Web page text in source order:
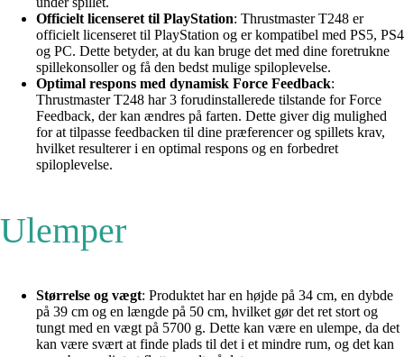
Officielt licenseret til PlayStation: Thrustmaster T248 er
officielt licenseret til PlayStation og er kompatibel med PS5, PS4
og PC. Dette betyder, at du kan bruge det med dine foretrukne
spillekonsoller og få den bedst mulige spiloplevelse.
Optimal respons med dynamisk Force Feedback:
Thrustmaster T248 har 3 forudinstallerede tilstande for Force
Feedback, der kan ændres på farten. Dette giver dig mulighed
for at tilpasse feedbacken til dine præferencer og spillets krav,
hvilket resulterer i en optimal respons og en forbedret
spiloplevelse.
Ulemper
Størrelse og vægt: Produktet har en højde på 34 cm, en dybde
på 39 cm og en længde på 50 cm, hvilket gør det ret stort og
tungt med en vægt på 5700 g. Dette kan være en ulempe, da det
kan være svært at finde plads til det i et mindre rum, og det kan